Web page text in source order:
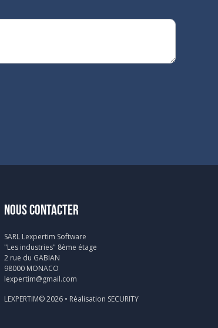
NOUS CONTACTER
SARL Lexpertim Software
"Les industries" 8ème étage
2 rue du GABIAN
98000 MONACO
lexpertim@gmail.com
LEXPERTIM© 2026 • Réalisation SECURITY